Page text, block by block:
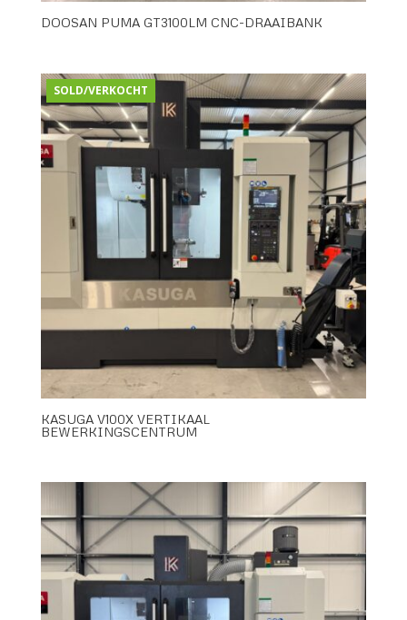
DOOSAN PUMA GT3100LM CNC-DRAAIBANK
SOLD/VERKOCHT
KASUGA V100X VERTIKAAL
BEWERKINGSCENTRUM